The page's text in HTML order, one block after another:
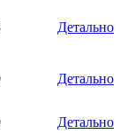
Детально
Детально
Детально